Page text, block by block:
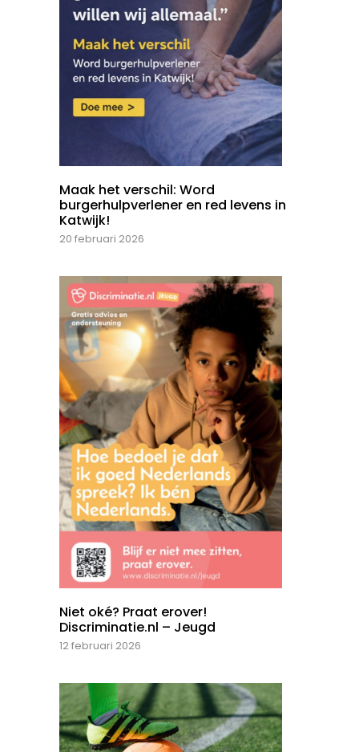
Maak het verschil: Word
burgerhulpverlener en red levens in
Katwijk!
20 februari 2026
Niet oké? Praat erover!
Discriminatie.nl – Jeugd
12 februari 2026